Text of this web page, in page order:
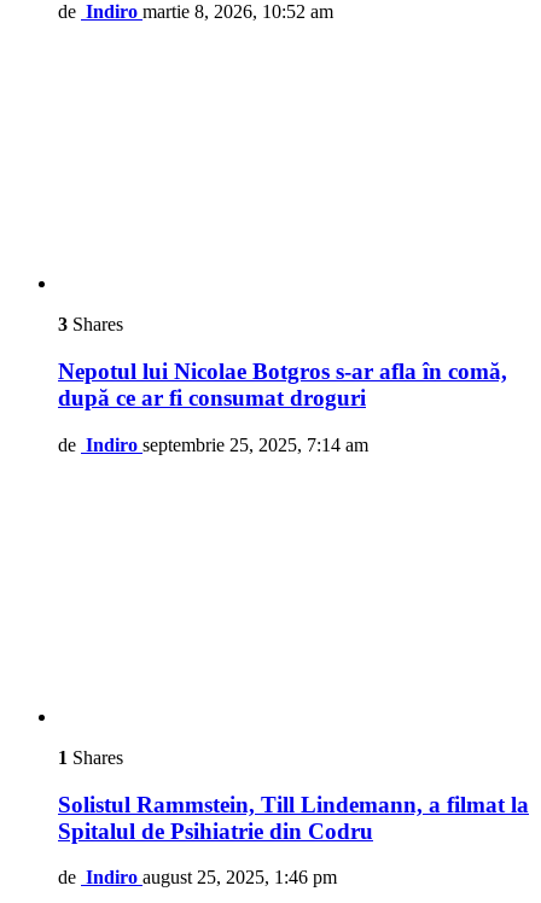
de Indiro martie 8, 2026, 10:52 am
3 Shares
Nepotul lui Nicolae Botgros s-ar afla în comă,
după ce ar fi consumat droguri
de Indiro septembrie 25, 2025, 7:14 am
1 Shares
Solistul Rammstein, Till Lindemann, a filmat la
Spitalul de Psihiatrie din Codru
de Indiro august 25, 2025, 1:46 pm